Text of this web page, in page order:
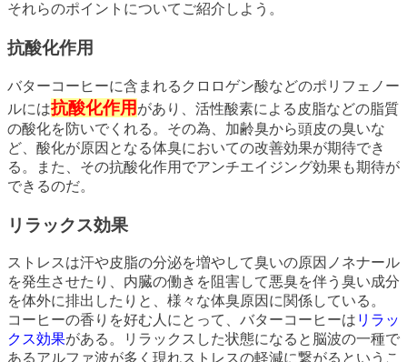
それらのポイントについてご紹介しよう。
抗酸化作用
バターコーヒーに含まれるクロロゲン酸などのポリフェノー
ルには抗酸化作用 があり、活性酸素による皮脂などの脂質
の酸化を防いでくれる。その為、加齢臭から頭皮の臭いな
ど、酸化が原因となる体臭においての改善効果が期待でき
る。また、その抗酸化作用でアンチエイジング効果も期待が
できるのだ。
リラックス効果
ストレスは汗や皮脂の分泌を増やして臭いの原因ノネナール
を発生させたり、内臓の働きを阻害して悪臭を伴う臭い成分
を体外に排出したりと、様々な体臭原因に関係している。
コーヒーの香りを好む人にとって、バターコーヒーは リラッ
クス効果がある。リラックスした状態になると脳波の一種で
あるアルファ波が多く現れストレスの軽減に繋がるというこ